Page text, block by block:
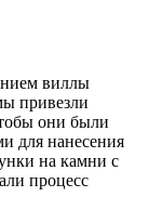
виллы
привезли
они были
для нанесения
на камни с
процесс